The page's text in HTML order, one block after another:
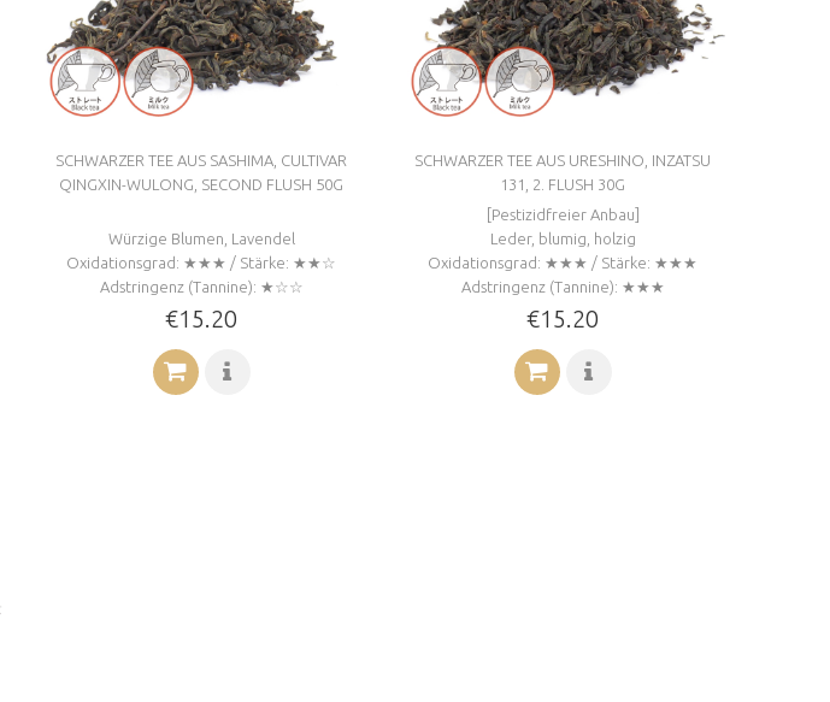
SCHWARZER TEE AUS SASHIMA, CULTIVAR
QINGXIN-WULONG, SECOND FLUSH 50G
Würzige Blumen, Lavendel
Oxidationsgrad: ★★★ / Stärke: ★★☆
Adstringenz (Tannine): ★☆☆
€15.20
SCHWARZER TEE AUS URESHINO, INZATSU
131, 2. FLUSH 30G
[Pestizidfreier Anbau]
Leder, blumig, holzig
Oxidationsgrad: ★★★ / Stärke: ★★★
Adstringenz (Tannine): ★★★
€15.20